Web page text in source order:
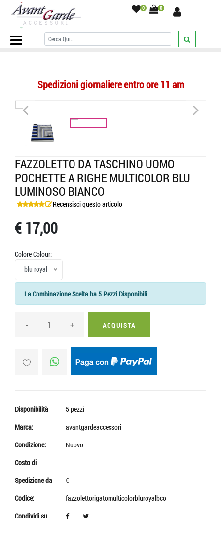
0 0
Home Page/POCHETTE UOMO/a righe/Fazzoletto da taschino
uomo pochette a righe multicolor blu luminoso bianco
Spedizioni giornaliere entro ore 11 am
< >
FAZZOLETTO DA TASCHINO UOMO
POCHETTE A RIGHE MULTICOLOR BLU
LUMINOSO BIANCO
Recensisci questo articolo
€ 17,00
Colore Colour:
blu royal
La Combinazione Scelta ha 5 Pezzi Disponibili.
- + ACQUISTA
Disponibilità
5 pezzi
Marca:
avantgardeaccessori
Condizione:
Nuovo
Costo di
Spedizione da
€
Codice:
fazzolettorigatomulticolorbluroyalbco
Condividi su